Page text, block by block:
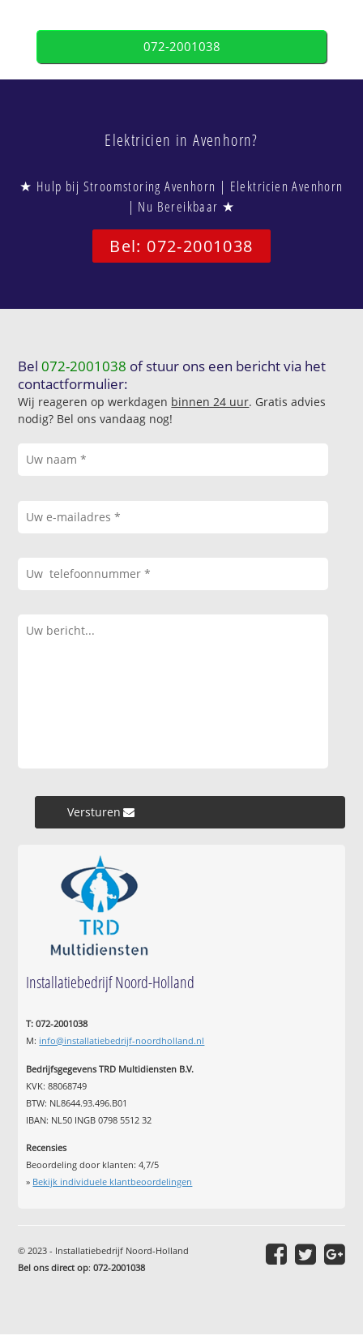
072-2001038
Elektricien in Avenhorn?
★ Hulp bij Stroomstoring Avenhorn | Elektricien Avenhorn
| Nu Bereikbaar ★
Bel: 072-2001038
Bel072-2001038 of stuur ons een bericht via het
contactformulier:
Wij reageren op werkdagen binnen 24 uur. Gratis advies
nodig? Bel ons vandaag nog!
Versturen »
Installatiebedrijf Noord-Holland
T: 072-2001038
M: info@installatiebedrijf-noordholland.nl
Bedrijfsgegevens TRD Multidiensten B.V.
KVK: 88068749
BTW: NL8644.93.496.B01
IBAN: NL50 INGB 0798 5512 32
Recensies
Beoordeling door klanten:4,7/5
» Bekijk individuele klantbeoordelingen
© 2023 - Installatiebedrijf Noord-Holland
Bel ons direct op:072-2001038